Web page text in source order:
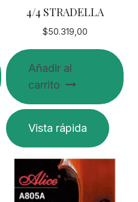
4/4 STRADELLA
$50.319,00
Añadir al
carrito
Vista rápida